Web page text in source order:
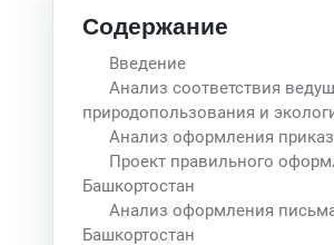
Содержание
Введение
Анализ соответствия
природопользования и
Анализ оформления
Проект правильного
Башкортостан
Анализ оформления
Башкортостан